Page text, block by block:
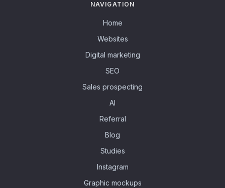
NAVIGATION
Home
Websites
Digital marketing
SEO
Sales prospecting
AI
Referral
Blog
Studies
Instagram
Graphic mockups